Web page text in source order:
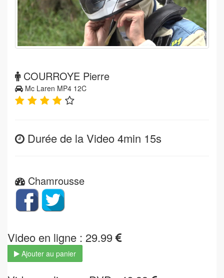
COURROYE Pierre
Mc Laren MP4 12C
Durée de la Video 4min 15s
Chamrousse
Video en ligne : 29.99
Ajouter au panier